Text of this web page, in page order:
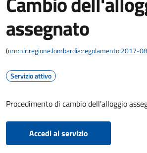
assegnato
(urn:nir:regione.lombardia:regolamento:2017-
Servizio attivo
Procedimento di cambio dell'alloggio
Accedi al servizio